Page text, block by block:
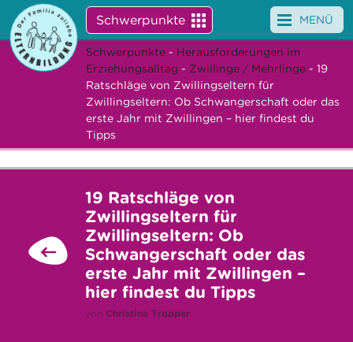
Schwerpunkte
Angebote
Veranstaltungen
Service
Suche
MENÜ
Schwerpunkte - Herausforderungen im
Erziehungsalltag - Zwillinge / Mehrlinge - 19
Ratschläge von Zwillingseltern für
Zwillingseltern: Ob Schwangerschaft oder das
erste Jahr mit Zwillingen – hier findest du
Tipps
19 Ratschläge von
Zwillingseltern für
Zwillingseltern: Ob
Schwangerschaft oder das
erste Jahr mit Zwillingen –
hier findest du Tipps
von Christina Tropper